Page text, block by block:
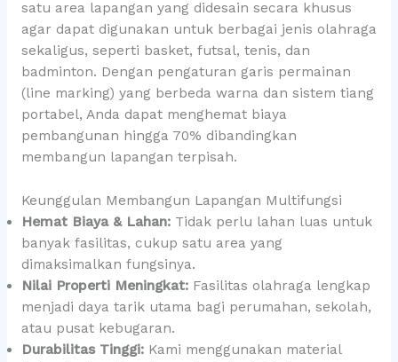
satu area lapangan yang didesain secara khusus
agar dapat digunakan untuk berbagai jenis olahraga
sekaligus, seperti basket, futsal, tenis, dan
badminton. Dengan pengaturan garis permainan
(line marking) yang berbeda warna dan sistem tiang
portabel, Anda dapat menghemat biaya
pembangunan hingga 70% dibandingkan
membangun lapangan terpisah.
Keunggulan Membangun Lapangan Multifungsi
Hemat Biaya & Lahan:Tidak perlu lahan luas untuk
banyak fasilitas, cukup satu area yang
dimaksimalkan fungsinya.
Nilai Properti Meningkat:Fasilitas olahraga lengkap
menjadi daya tarik utama bagi perumahan, sekolah,
atau pusat kebugaran.
Durabilitas Tinggi:Kami menggunakan material